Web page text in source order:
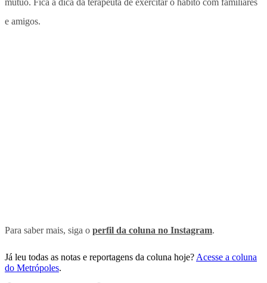
e amigos.
Para saber mais, siga o perfil da coluna no Instagram.
Já leu todas as notas e reportagens da coluna hoje? Acesse a coluna
do Metrópoles.